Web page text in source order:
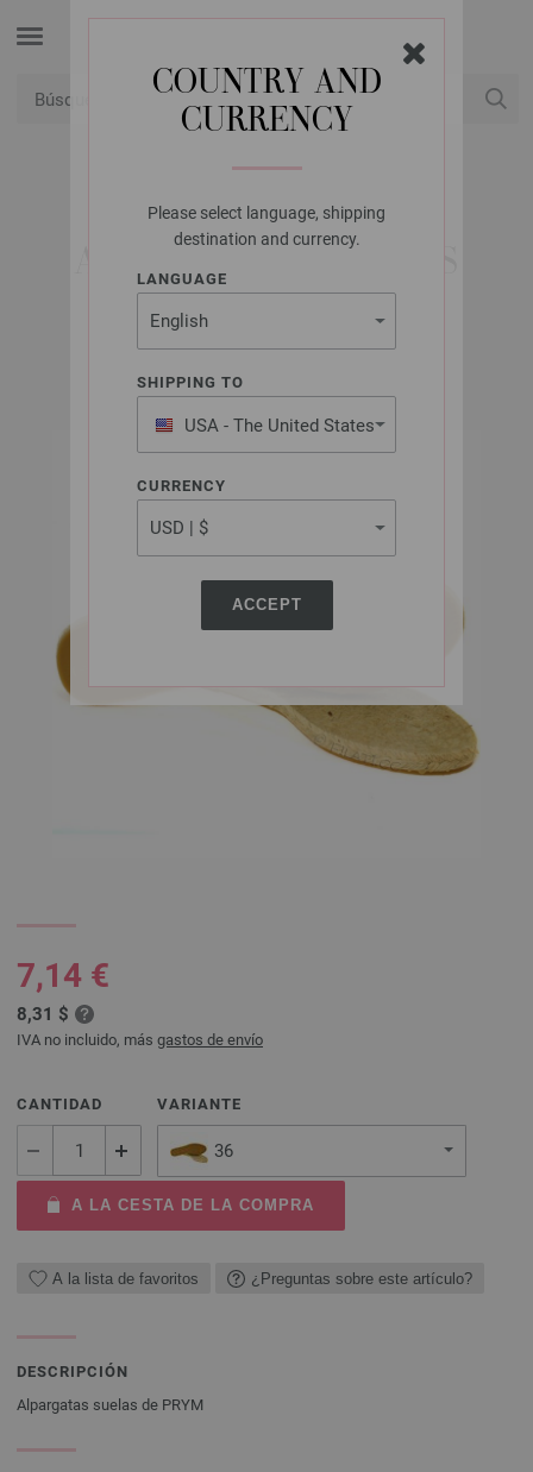
COUNTRY AND
CURRENCY
Please select language, shipping
destination and currency.
LANGUAGE
SHIPPING TO
USA - The United States
of America
CURRENCY
ACCEPT
PRYM
ALPARGATAS SUELAS
N.º de artículo: 975201
7,14 €
8,31 $
IVA no incluido, más gastos de envío
CANTIDAD VARIANTE
36
A LA CESTA DE LA COMPRA
A la lista de favoritos ¿Preguntas sobre este artículo?
DESCRIPCIÓN
Alpargatas suelas de PRYM